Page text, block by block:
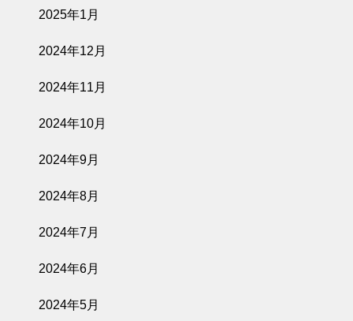
2025年1月
2024年12月
2024年11月
2024年10月
2024年9月
2024年8月
2024年7月
2024年6月
2024年5月